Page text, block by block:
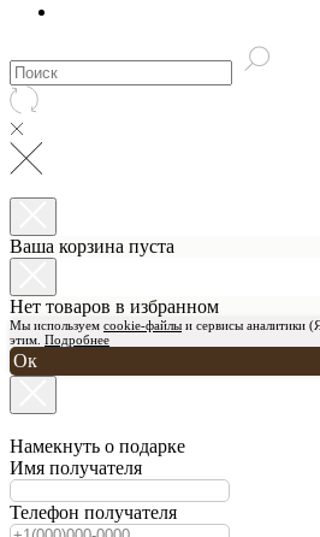
Ваша корзина пуста
Нет товаров в избранном
Мы используем cookie-файлы и сервисы аналитики
этим. Подробнее
Ок
Намекнуть о подарке
Имя получателя
Телефон получателя